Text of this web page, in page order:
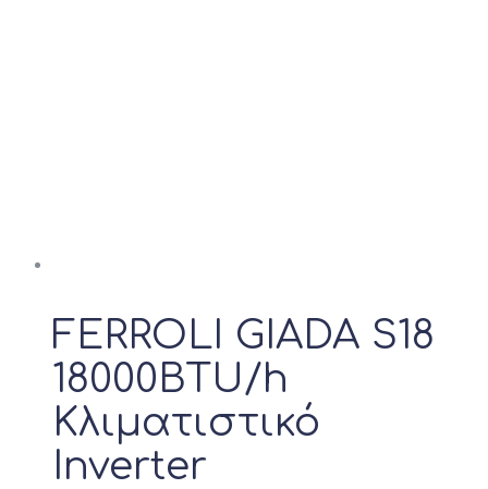
FERROLI GIADA S18
18000BTU/h
Κλιματιστικό
Inverter